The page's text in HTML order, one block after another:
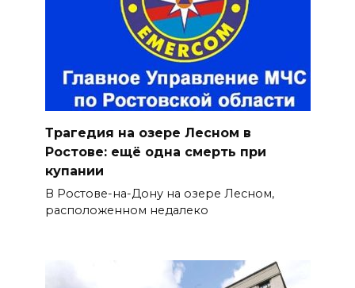
Трагедия на озере Лесном в
Ростове: ещё одна смерть при
купании
В Ростове-на-Дону на озере Лесном,
расположенном недалеко